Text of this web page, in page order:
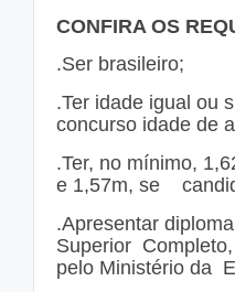
CONFIRA OS
.Ser brasileiro;
.Ter idade igual ou
concurso idade de
.Ter, no mínimo,
e 1,57m, se
.Apresentar
Superior
pelo Ministério da